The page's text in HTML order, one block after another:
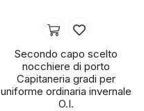
Secondo capo scelto
nocchiere di porto
Capitaneria gradi per
uniforme ordinaria invernale
O.I.